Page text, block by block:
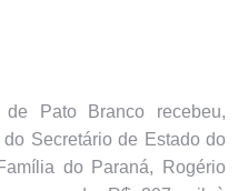
de Pato Branco recebeu,
Secretário de Estado do
do Paraná, Rogério